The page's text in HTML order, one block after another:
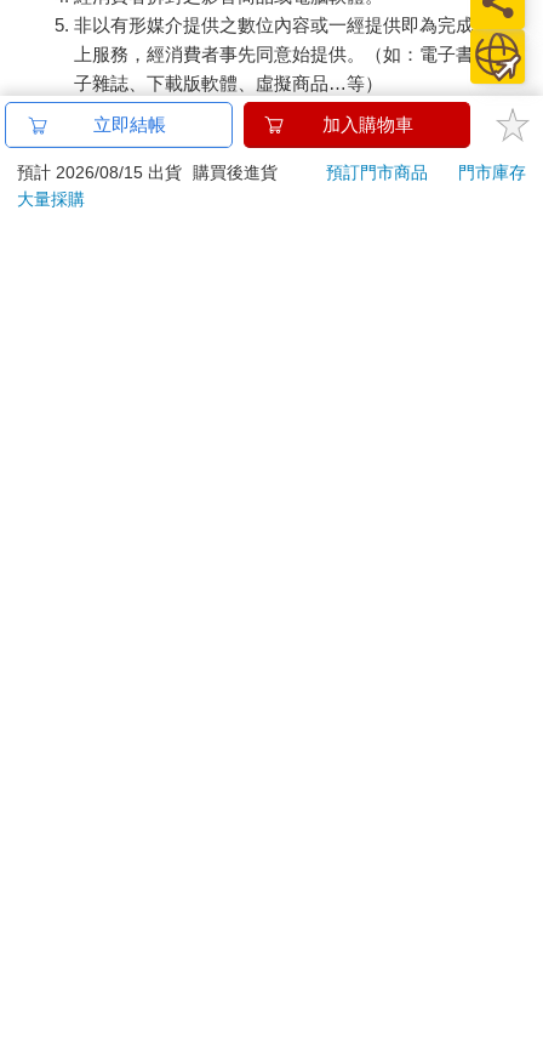
非以有形媒介提供之數位內容或一經提供即為完成之線
上服務，經消費者事先同意始提供。（如：電子書、電
子雜誌、下載版軟體、虛擬商品…等）
已拆封之個人衛生用品。（如：內衣褲、刮鬍刀、除毛
若非上列種類商品，均享有到貨7天的猶豫期（含例假
日）。
立即結帳 加入購物車
預計 2026/08/15 出貨 購買後進貨 預訂門市商品
門市庫存
大量採購